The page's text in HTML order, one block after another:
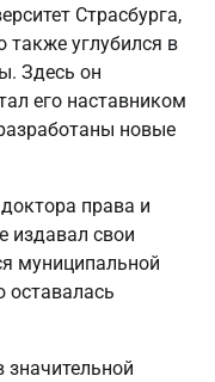
Страсбурга,
также углубился в
Здесь он
его наставником
новые
права и
издавал свои
муниципальной
оставалась
значительной